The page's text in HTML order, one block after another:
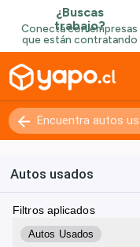
Autos usados
Filtros aplicados
Autos Usados